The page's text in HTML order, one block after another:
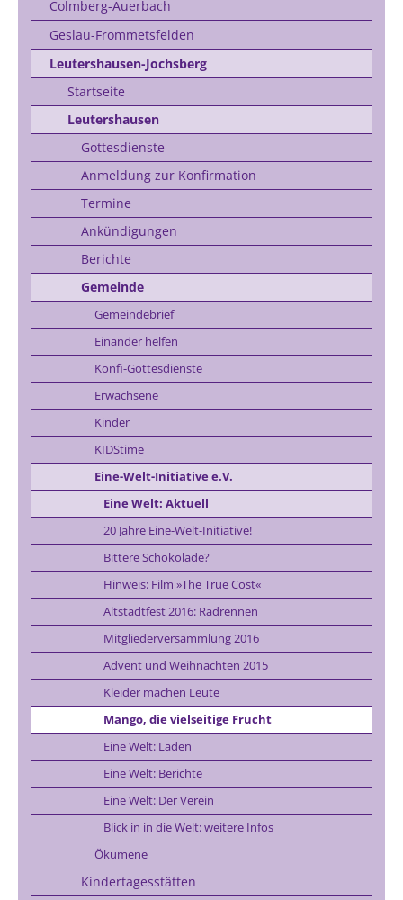
Colmberg-Auerbach
Geslau-Frommetsfelden
Leutershausen-Jochsberg
Startseite
Leutershausen
Gottesdienste
Anmeldung zur Konfirmation
Termine
Ankündigungen
Berichte
Gemeinde
Gemeindebrief
Einander helfen
Konfi-Gottesdienste
Erwachsene
Kinder
KIDStime
Eine-Welt-Initiative e.V.
Eine Welt: Aktuell
20 Jahre Eine-Welt-Initiative!
Bittere Schokolade?
Hinweis: Film »The True Cost«
Altstadtfest 2016: Radrennen
Mitgliederversammlung 2016
Advent und Weihnachten 2015
Kleider machen Leute
Mango, die vielseitige Frucht
Eine Welt: Laden
Eine Welt: Berichte
Eine Welt: Der Verein
Blick in in die Welt: weitere Infos
Ökumene
Kindertagesstätten